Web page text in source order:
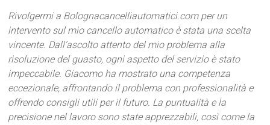
Rivolgermi a Bolognacancelliautomatici.com per un
intervento sul mio cancello automatico è stata una scelta
vincente. Dall’ascolto attento del mio problema alla
risoluzione del guasto, ogni aspetto del servizio è stato
impeccabile. Giacomo ha mostrato una competenza
eccezionale, affrontando il problema con professionalità e
offrendo consigli utili per il futuro. La puntualità e la
precisione nel lavoro sono state apprezzabili, così come la